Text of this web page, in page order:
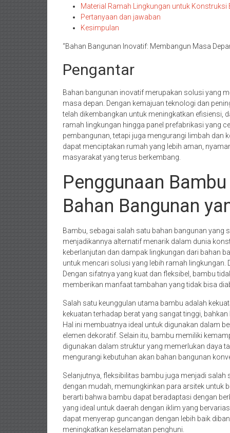
Material Ramah Lingkungan untuk Konstruksi
Pertanyaan dan jawaban
Kesimpulan
“Bahan Bangunan Inovatif: Membangun Masa
Pengantar
Bahan bangunan inovatif merupakan solusi yang
masa depan. Dengan kemajuan teknologi dan
telah dikembangkan untuk meningkatkan efisiensi,
ramah lingkungan hingga panel prefabrikasi yang
pembangunan, tetapi juga mengurangi limbah dan
dapat menciptakan rumah yang lebih aman,
masyarakat yang terus berkembang.
Penggunaan
Bahan Bangunan
Bambu, sebagai salah satu bahan bangunan yang
menjadikannya alternatif menarik dalam dunia
keberlanjutan dan dampak lingkungan dari bahan
untuk mencari solusi yang lebih ramah lingkungan.
Dengan sifatnya yang kuat dan fleksibel, bambu
memberikan manfaat tambahan yang tidak bisa
Salah satu keunggulan utama bambu adalah
kekuatan terhadap berat yang sangat tinggi,
Hal ini membuatnya ideal untuk digunakan dalam
elemen dekoratif. Selain itu, bambu memiliki
digunakan dalam struktur yang memerlukan daya
mengurangi kebutuhan akan bahan bangunan
Selanjutnya, fleksibilitas bambu juga menjadi
dengan mudah, memungkinkan para arsitek untuk
berarti bahwa bambu dapat beradaptasi dengan
yang ideal untuk daerah dengan iklim yang
dapat menyerap guncangan dengan lebih baik
meningkatkan keselamatan penghuni.